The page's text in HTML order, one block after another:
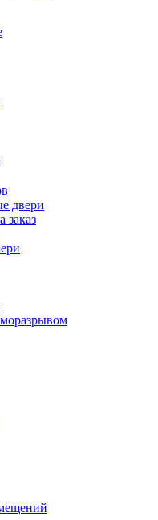
двери
заказ